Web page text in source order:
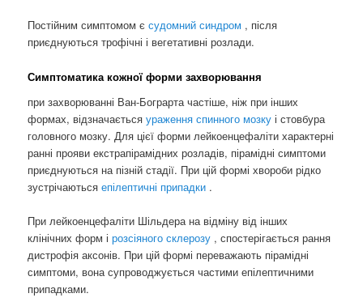
Постійним симптомом єсудомний синдром , після
приєднуються трофічні і вегетативні розлади.
Симптоматика кожної форми захворювання
при захворюванні Ван-Бограрта частіше, ніж при інших
формах, відзначаєтьсяураження спинного мозкуі стовбура
головного мозку. Для цієї форми лейкоенцефаліти характерні
ранні прояви екстрапірамідних розладів, пірамідні симптоми
приєднуються на пізній стадії. При цій формі хвороби рідко
зустрічаютьсяепілептичні припадки .
При лейкоенцефаліти Шільдера на відміну від інших
клінічних форм ірозсіяного склерозу , спостерігається рання
дистрофія аксонів. При цій формі переважають пірамідні
симптоми, вона супроводжується частими епілептичними
припадками.